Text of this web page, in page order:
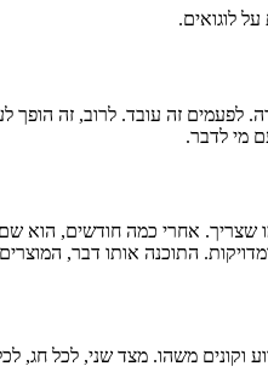
לוגואים.
לפעמים זה עובד. לרוב, זה
מי לדבר.
שצריך. אחרי כמה חודשים, הוא
התוכנה אותו דבר,
וקונים משהו. מצד שני, לכל